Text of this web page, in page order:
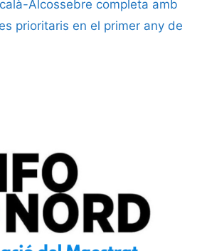
Alcossebre completa amb
prioritaris en el primer any de